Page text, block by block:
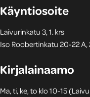
Käyntiosoite
Laivurinkatu 3, 1. krs
Iso Roobertinkatu 20-22 A,
Kirjalainaamo
Ma, ti, ke, to klo 10-15